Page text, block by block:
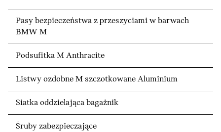
Pasy bezpieczeństwa z przeszyciami w barwach
BMW M
Podsufitka M Anthracite
Listwy ozdobne M szczotkowane Aluminium
Siatka oddzielająca bagażnik
Śruby zabezpieczające